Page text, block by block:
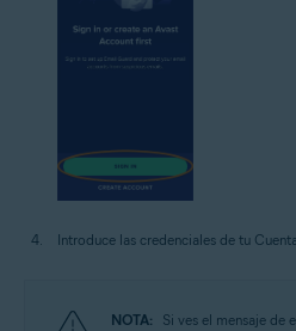
Introduce las credenciales de tu
NOTA: Si ves el mensaje de